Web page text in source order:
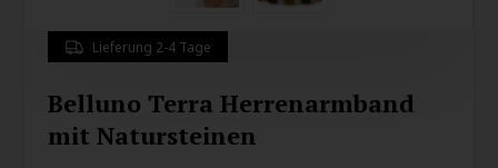
Lieferung 2-4 Tage
Belluno Terra Herrenarmband
mit Natursteinen